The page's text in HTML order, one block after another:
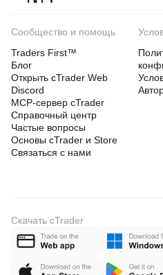
Сообщество и помощь
Traders First™
Блог
Открыть cTrader Web
Discord
MCP-сервер cTrader
Справочный центр
Частые вопросы
Основы cTrader и Store
Связаться с нами
Скачать cTrader